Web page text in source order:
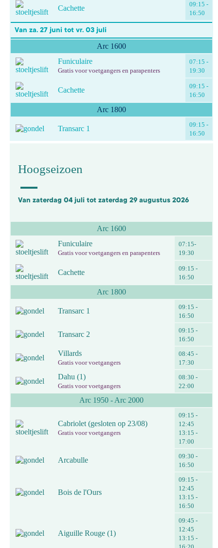
Cachette
09:15 -
16:50
Van za. 27 juni tot vr. 03 juli
Arc 1600
Funiculaire
Gratis voor voetgangers en parapenters
07:15 -
19:30
Cachette
09:15 -
16:50
Arc 1800
Transarc 1
09:15 -
16:50
Hoogseizoen
Van zaterdag 04 juli tot zaterdag 29 augustus 2026
Arc 1600
Funiculaire
Gratis voor voetgangers en parapenters
07:15-
19:30
Cachette
09:15 -
16:50
Arc 1800
Transarc 1
09:15 -
16:50
Transarc 2
09:15 -
16:50
Villards
Gratis voor voetgangers
08:45 -
17:30
Dahu (1)
Gratis voor voetgangers
08:30 -
22:00
Arc 1950 - Arc 2000
Cabriolet (gesloten op 23/08)
Gratis voor voetgangers
09:15 -
12:45
13:15 -
17:00
Arcabulle
09:30 -
16:50
Bois de l'Ours
09:15 -
12:45
13:15 -
16:50
Aiguille Rouge (1)
09:45 -
12:45
13:15 -